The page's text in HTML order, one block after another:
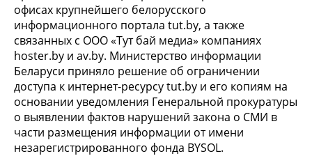
офисах крупнейшего белорусского
информационного портала tut.by, а также
связанных с ООО «Тут бай медиа» компаниях
hoster.by и av.bу. Министерство информации
Беларуси приняло решение об ограничении
доступа к интернет-ресурсу tut.bу и его копиям на
основании уведомления Генеральной прокуратуры
о выявлении фактов нарушений закона о СМИ в
части размещения информации от имени
незарегистрированного фонда BYSOL.